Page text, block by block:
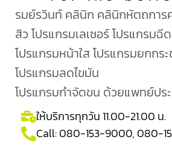
รมย์รวินท์ คลินิก คลินิกหัตถการ
สิว โปรแกรมเลเซอร์ โปรแกรมฉี
โปรแกรมหน้าใส โปรแกรมยกกร
โปรแกรมลดไขมัน
โปรแกรมกำจัดขน ด้วยแพทย์ปร
ให้บริการทุกวัน 11.00-21.00 น.
Call:080-153-9000, 080-